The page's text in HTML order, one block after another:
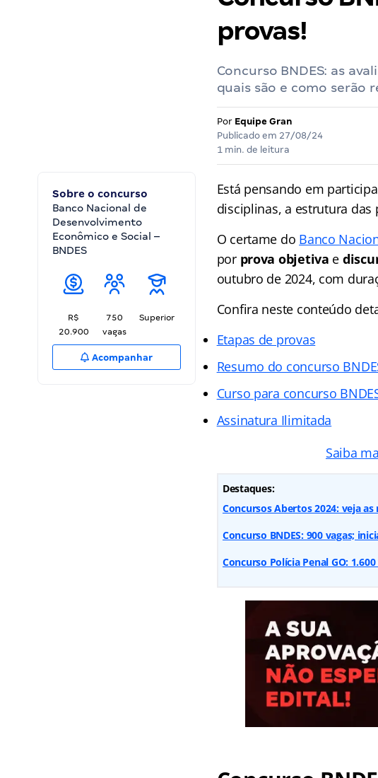
provas!
Concurso BNDES: as
quais são e como serão
Por Equipe Gran
Publicado em 27/08/24
1 min. de leitura
Sobre o concurso
Banco Nacional de
Desenvolvimento
Econômico e Social –
BNDES
R$
20.900
750
vagas
Superior
Acompanhar
Está pensando em
disciplinas, a estrutura das
O certame do Banco
por prova objetiva e
outubro de 2024, com
Confira neste conteúdo
Etapas de provas
Resumo do concurso
Curso para concurso
Assinatura Ilimitada
Saiba
Destaques:
Concursos Abertos 2024: veja as
Concurso BNDES: 900 vagas;
Concurso Polícia Penal GO: